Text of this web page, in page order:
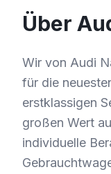
Über
Wir von Audi
für die
erstklassigen
großen Wert
individuelle